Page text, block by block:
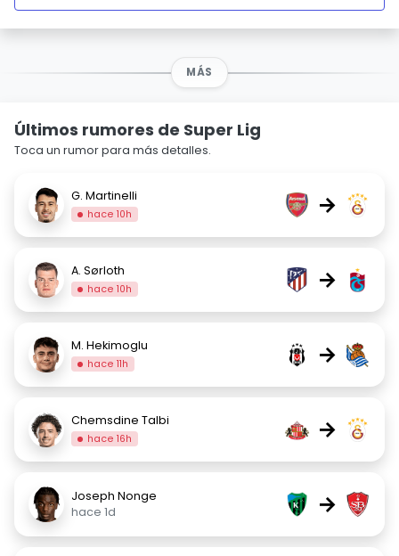
MÁS
Últimos rumores de Super Lig
Toca un rumor para más detalles.
G. Martinelli
hace 10h →
A. Sørloth
hace 10h →
M. Hekimoglu
hace 11h →
Chemsdine Talbi
hace 16h →
Joseph Nonge
hace 1d
→